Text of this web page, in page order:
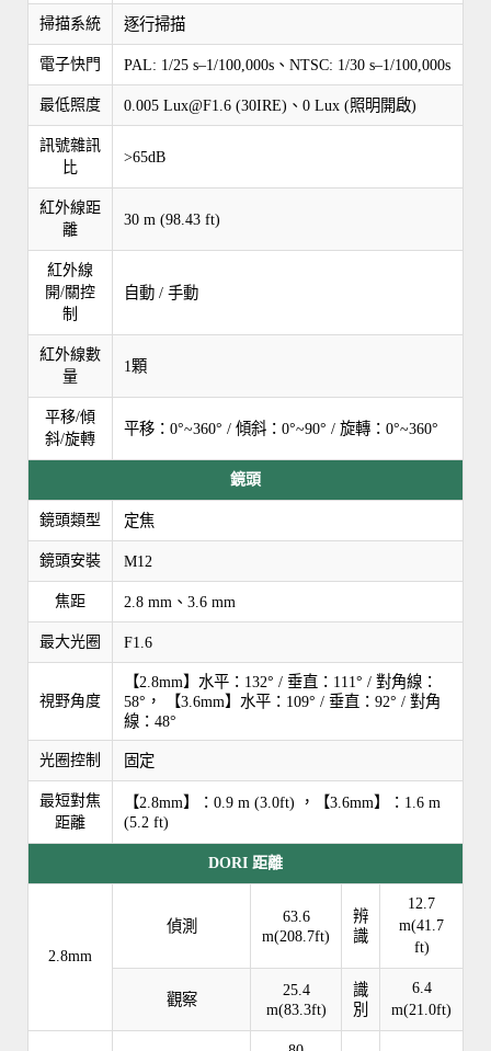
掃描系統 逐行掃描
電子快門 PAL: 1/25 s–1/100,000s、NTSC: 1/30 s–1/100,000s
最低照度 0.005 Lux@F1.6 (30IRE)、0 Lux (照明開啟)
訊號雜訊
比
>65dB
紅外線距
離
30 m (98.43 ft)
紅外線
開/關控
制
自動 / 手動
紅外線數
量
1顆
平移/傾
斜/旋轉
平移：0°~360° / 傾斜：0°~90° / 旋轉：0°~360°
鏡頭
鏡頭類型 定焦
鏡頭安裝 M12
焦距 2.8 mm、3.6 mm
最大光圈 F1.6
視野角度
【2.8mm】水平：132° / 垂直：111° / 對角線：
58°， 【3.6mm】水平：109° / 垂直：92° / 對角
線：48°
光圈控制 固定
最短對焦
距離
【2.8mm】：0.9 m (3.0ft) ，【3.6mm】：1.6 m
(5.2 ft)
DORI 距離
2.8mm
偵測
63.6
m(208.7ft)
辨
識
12.7
m(41.7
ft)
觀察
25.4
m(83.3ft)
識
別
6.4
m(21.0ft)